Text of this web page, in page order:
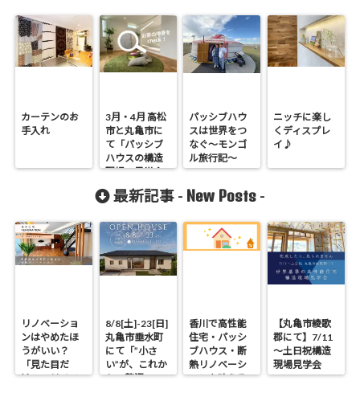
カーテンのお
手入れ
3月・4月 高松
市と丸亀市に
て「パッシブ
ハウスの構造
現場」見学会
パッシブハウ
スは世界をつ
なぐ～モンゴ
ル旅行記～
ニッチに楽し
くディスプレ
イ♪
最新記事 - New Posts -
リノベーショ
ンはやめたほ
うがいい？
「見た目だ
け」のリノベ
8/8[土]-23[日]
丸亀市垂水町
にて「”小さ
い”が、これか
らの贅沢。」
香川で高性能
住宅・パッシ
ブハウス・断
熱リノベーシ
ョンを叶える
【丸亀市綾歌
郡にて】7/11
～土日祝構造
現場見学会